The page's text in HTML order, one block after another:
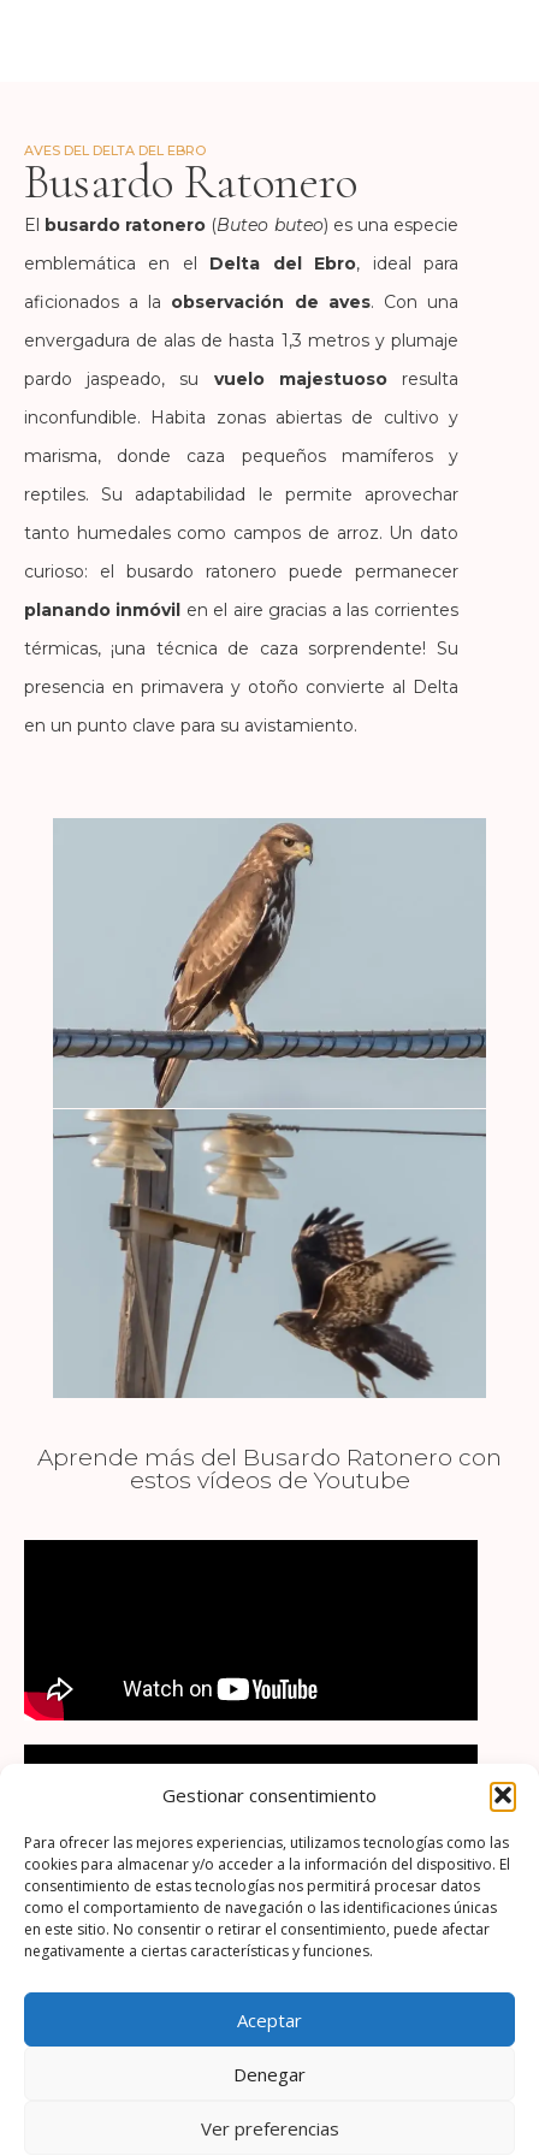
Gestionar consentimiento
Para ofrecer las mejores experiencias, utilizamos tecnologías como las
cookies para almacenar y/o acceder a la información del dispositivo. El
consentimiento de estas tecnologías nos permitirá procesar datos
como el comportamiento de navegación o las identificaciones únicas
en este sitio. No consentir o retirar el consentimiento, puede afectar
negativamente a ciertas características y funciones.
Aceptar
Denegar
Ver preferencias
AVES DEL DELTA DEL EBRO
Busardo Ratonero
El busardo ratonero (Buteo buteo) es una especie
emblemática en el Delta del Ebro, ideal para
aficionados a la observación de aves. Con una
envergadura de alas de hasta 1,3 metros y plumaje
pardo jaspeado, su vuelo majestuosoresulta
inconfundible. Habita zonas abiertas de cultivo y
marisma, donde caza pequeños mamíferos y
reptiles. Su adaptabilidad le permite aprovechar
tanto humedales como campos de arroz. Un dato
curioso: el busardo ratonero puede permanecer
planando inmóvil en el aire gracias a las corrientes
térmicas, ¡una técnica de caza sorprendente! Su
presencia en primavera y otoño convierte al Delta
en un punto clave para su avistamiento.
Aprende más del Busardo Ratonero con
estos vídeos de Youtube
Y también puedes aprender más de ellos visitando la
página de SEO / Birdlife pulsando
Política de cookies y privacidad